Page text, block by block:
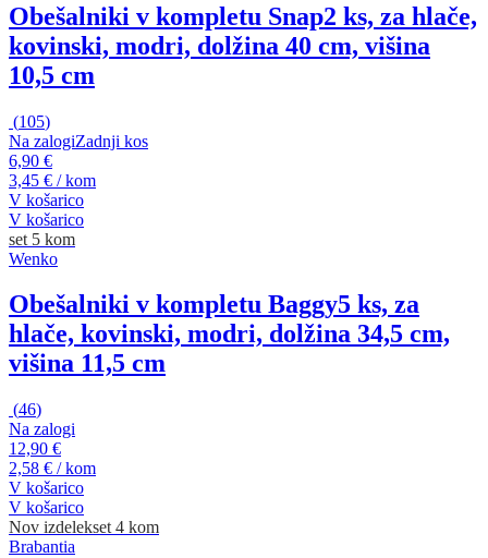
Obešalniki v kompletu Snap2 ks, za hlače,
kovinski, modri, dolžina 40 cm, višina
10,5 cm
(105)
Na zalogiZadnji kos
6,90 €
3,45 € / kom
V košarico
V košarico
set 5 kom
Wenko
Obešalniki v kompletu Baggy5 ks, za
hlače, kovinski, modri, dolžina 34,5 cm,
višina 11,5 cm
(46)
Na zalogi
12,90 €
2,58 € / kom
V košarico
V košarico
Nov izdelekset 4 kom
Brabantia